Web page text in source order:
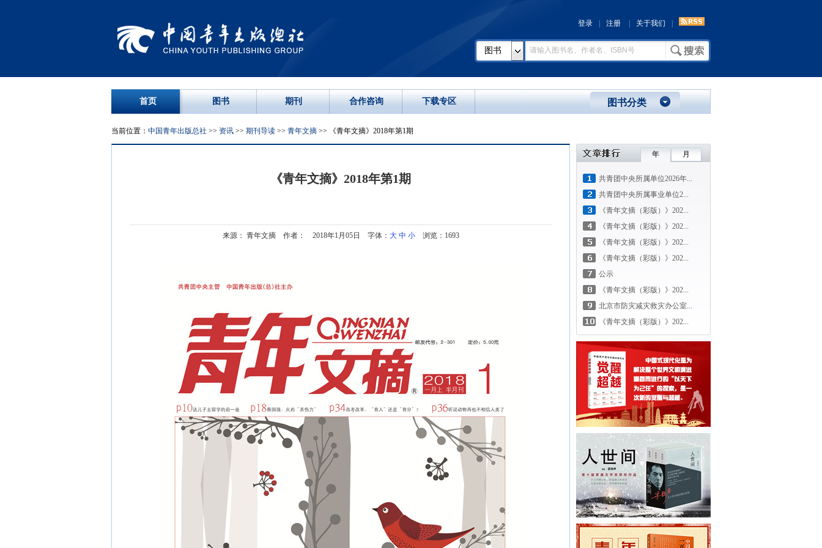
登录 注册 关于我们
图书
首页 图书 期刊 合作咨询 下载专区 图书分类
当前位置： 中国青年出版总社 >> 资讯 >> 期刊导读 >> 青年文摘 >> 《青年文摘》2018年第1期
《青年文摘》2018年第1期
来源： 青年文摘 作者： 2018年1月05日 字体： 大 中 小浏览：1693
年 月
共青团中央所属单位2026年...
共青团中央所属事业单位2...
《青年文摘（彩版）》202...
《青年文摘（彩版）》202...
《青年文摘（彩版）》202...
《青年文摘（彩版）》202...
公示
《青年文摘（彩版）》202...
北京市防灾减灾救灾办公室...
《青年文摘（彩版）》202...